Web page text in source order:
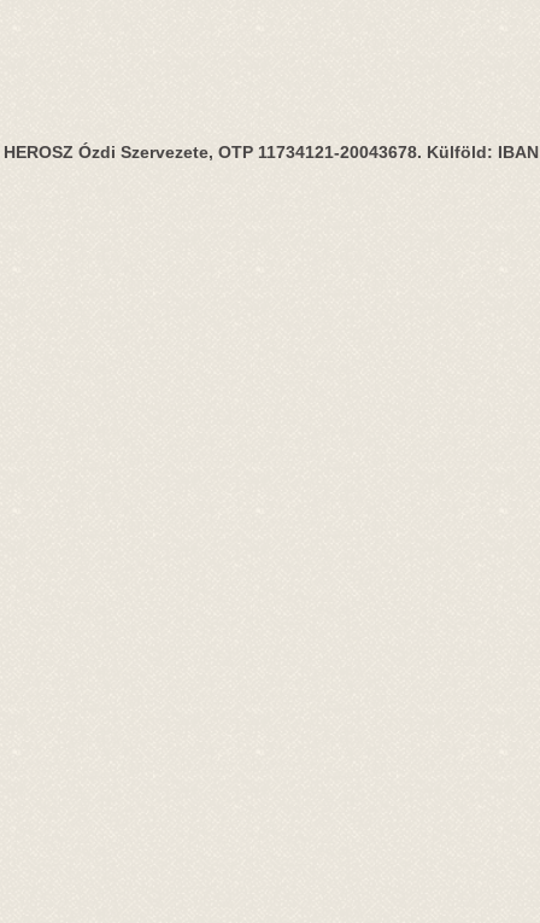
HEROSZ Ózdi Szervezete, OTP 11734121-20043678. Külföld: